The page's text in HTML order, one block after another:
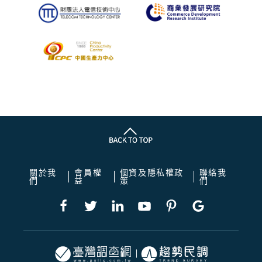
關於我
們
會員權
益
個資及隱私權政
策
聯絡我
們